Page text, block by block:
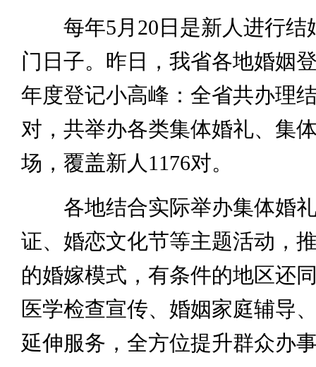
每年5月20日是新人进行结
门日子。昨日，我省各地婚姻
年度登记小高峰：全省共办理
对，共举办各类集体婚礼、集
场，覆盖新人1176对。
各地结合实际举办集体婚礼
证、婚恋文化节等主题活动，
的婚嫁模式，有条件的地区还
医学检查宣传、婚姻家庭辅导
延伸服务，全方位提升群众办